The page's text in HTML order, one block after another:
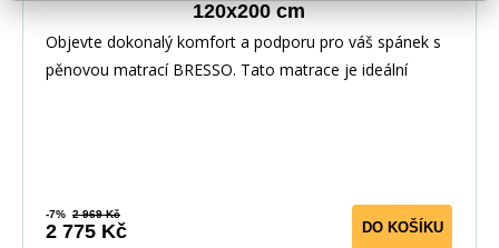
120x200 cm
Objevte dokonalý komfort a podporu pro váš spánek s
pěnovou matrací BRESSO. Tato matrace je ideální
-7% 2 969 Kč
2 775 Kč DO KOŠÍKU